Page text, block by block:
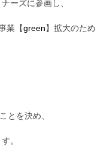
ーズに参画し、
業【green】拡大のため
とを決め、
。